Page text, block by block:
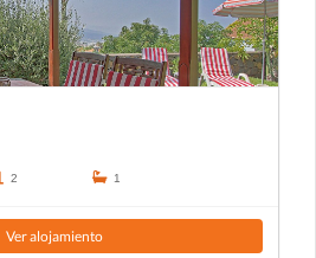
2 1
Ver alojamiento